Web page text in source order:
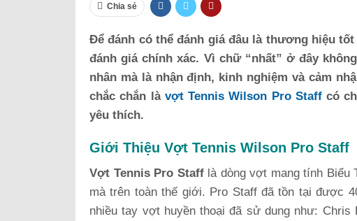
Chia sẻ
Để đánh có thể đánh giá đâu là thương hiệu
đánh giá chính xác. Vì chữ “nhất” ở đây
nhân mà là nhận định, kinh nghiệm và cảm
chắc chắn là vợt Tennis Wilson Pro Staffcó
yêu thích.
Giới Thiệu Vợt Tennis Wilson Pro Staff
Vợt Tennis Pro Stafflà dòng vợt mang tính Biểu
mà trên toàn thế giới. Pro Staff đã tồn tại được
nhiều tay vợt huyền thoại đã sử dung như: